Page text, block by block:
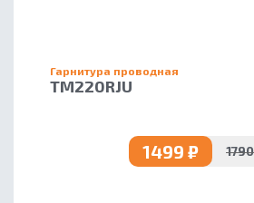
Гарнитура проводная
TM220RJU
1499 ₽